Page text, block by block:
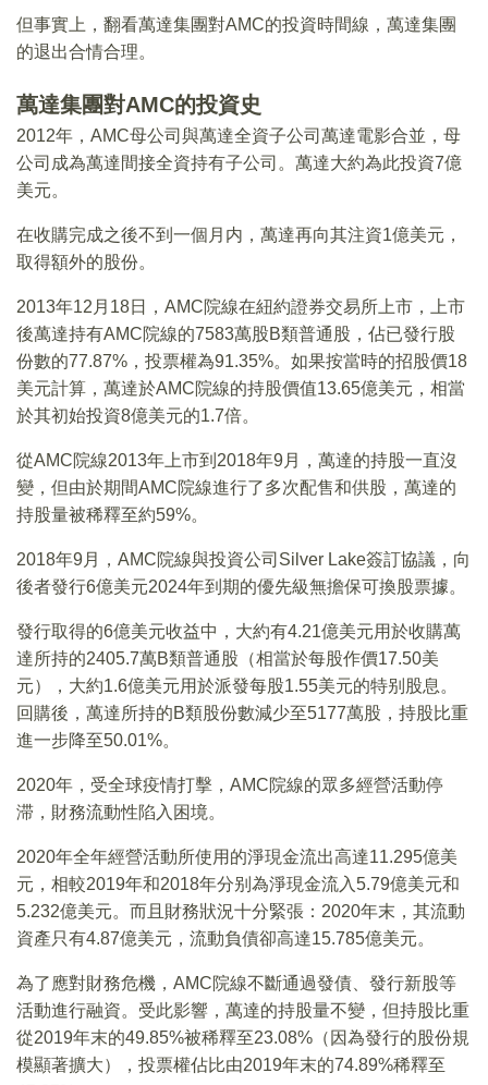
但事實上，翻看萬達集團對AMC的投資時間線，萬達集團
的退出合情合理。
萬達集團對AMC的投資史
2012年，AMC母公司與萬達全資子公司萬達電影合並，母
公司成為萬達間接全資持有子公司。萬達大約為此投資7億
美元。
在收購完成之後不到一個月内，萬達再向其注資1億美元，
取得額外的股份。
2013年12月18日，AMC院線在紐約證券交易所上市，上市
後萬達持有AMC院線的7583萬股B類普通股，佔已發行股
份數的77.87%，投票權為91.35%。如果按當時的招股價18
美元計算，萬達於AMC院線的持股價值13.65億美元，相當
於其初始投資8億美元的1.7倍。
從AMC院線2013年上市到2018年9月，萬達的持股一直沒
變，但由於期間AMC院線進行了多次配售和供股，萬達的
持股量被稀釋至約59%。
2018年9月，AMC院線與投資公司Silver Lake簽訂協議，向
後者發行6億美元2024年到期的優先級無擔保可換股票據。
發行取得的6億美元收益中，大約有4.21億美元用於收購萬
達所持的2405.7萬B類普通股（相當於每股作價17.50美
元），大約1.6億美元用於派發每股1.55美元的特别股息。
回購後，萬達所持的B類股份數減少至5177萬股，持股比重
進一步降至50.01%。
2020年，受全球疫情打擊，AMC院線的眾多經營活動停
滞，財務流動性陷入困境。
2020年全年經營活動所使用的淨現金流出高達11.295億美
元，相較2019年和2018年分别為淨現金流入5.79億美元和
5.232億美元。而且財務狀況十分緊張：2020年末，其流動
資產只有4.87億美元，流動負債卻高達15.785億美元。
為了應對財務危機，AMC院線不斷通過發債、發行新股等
活動進行融資。受此影響，萬達的持股量不變，但持股比重
從2019年末的49.85%被稀釋至23.08%（因為發行的股份規
模顯著擴大），投票權佔比由2019年末的74.89%稀釋至